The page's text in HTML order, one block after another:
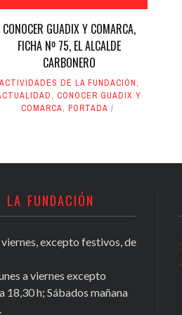
CONOCER GUADIX Y COMARCA,
FICHA Nº 75, EL ALCALDE
CARBONERO
ACTIVIDADES DE LA FUNDACIÓN,
, CONOCER GUADIX Y
COMARCA,PORTADA
LA FUNDACIÓN
excepto festivos, de
a viernes excepto
18,30 h; Sábados mañana
Guadix y comarca, ficha nº
exiliado
t.co/Tx2b2DL4i3
16, 2020